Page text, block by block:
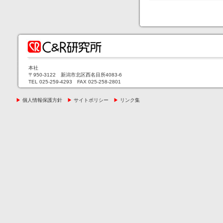
本社
〒950-3122 新潟市北区西名目所4083-6
TEL 025-259-4293 FAX 025-258-2801
▶ 個人情報保護方針 ▶ サイトポリシー ▶ リンク集